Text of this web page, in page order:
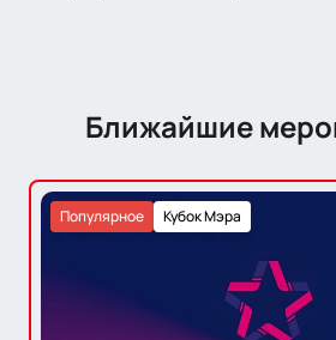
Ближайшие
Кубок Мэра
Популярное